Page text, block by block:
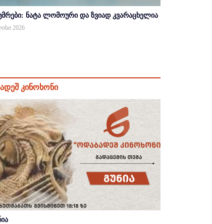
ნატა ლომოური და ზვიად კვარაცხელია
2026
კინოხონი